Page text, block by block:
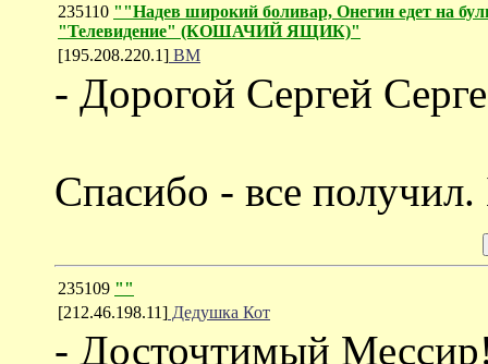
235110 ""Надев широкий боливар, Онегин едет на
"Телевидение" (КОШАЧИЙ ЯЩИК)"
[195.208.220.1] ВМ
- Дорогой Сергей
Спасибо - все
235109 ""
[212.46.198.11] Дедушка Кот
- Досточтимый